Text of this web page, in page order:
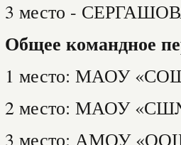
3 место -
Общее командное
1 место: МАОУ
2 место: МАОУ
3 место: АМОУ